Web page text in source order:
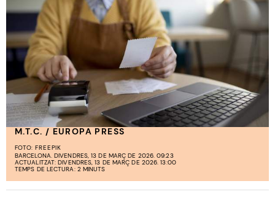
M.T.C. / EUROPA PRESS
FOTO: FREEPIK
BARCELONA. DIVENDRES, 13 DE MARÇ DE 2026. 09:23
ACTUALITZAT: DIVENDRES, 13 DE MARÇ DE 2026. 13:00
TEMPS DE LECTURA: 2 MINUTS